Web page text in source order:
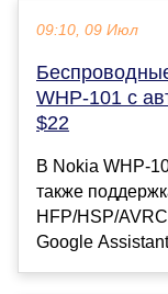
09:10, 09 Июл
WHP-101 с
$22
В Nokia WHP-
также
HFP/HSP/
Google